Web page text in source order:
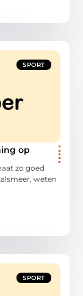
SPORT
op
zo goed
weten
SPORT